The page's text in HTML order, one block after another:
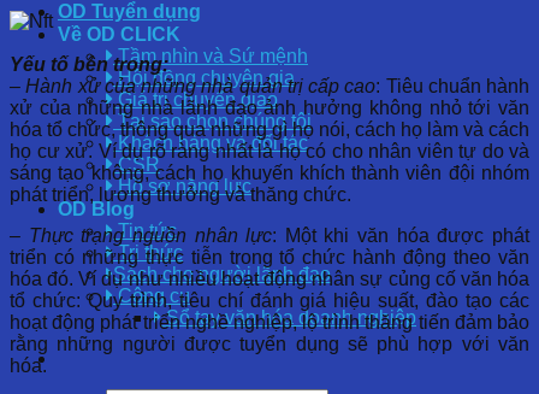
OD Tuyển dụng
Về OD CLICK
Tầm nhìn và Sứ mệnh
Hội đồng chuyên gia
Giá trị chuyển giao
Tại sao chọn chúng tôi
Khách hàng và đối tác
CSR
Hồ sơ năng lực
OD Blog
Tin tức
Tri thức
Sách cho người lãnh đạo
Công cụ
Sổ tay văn hóa doanh nghiệp
Yếu tố bên trong:
– Hành xử của những nhà quản trị cấp cao: Tiêu chuẩn hành
xử của những nhà lãnh đạo ảnh hưởng không nhỏ tới văn
hóa tổ chức, thông qua những gì họ nói, cách họ làm và cách
họ cư xử. Ví dụ rõ ràng nhất là họ có cho nhân viên tự do và
sáng tạo không, cách họ khuyến khích thành viên đội nhóm
phát triển, lương thưởng và thăng chức.
– Thực trạng nguồn nhân lực: Một khi văn hóa được phát
triển có những thực tiễn trong tổ chức hành động theo văn
hóa đó. Ví dụ như nhiều hoạt động nhân sự củng cố văn hóa
tổ chức: Quy trình, tiêu chí đánh giá hiệu suất, đào tạo các
hoạt động phát triển nghề nghiệp, lộ trình thăng tiến đảm bảo
rằng những người được tuyển dụng sẽ phù hợp với văn
hóa.